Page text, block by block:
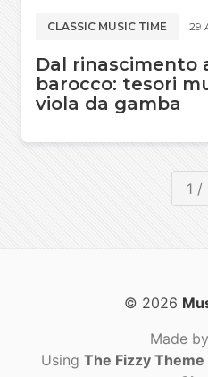
CLASSIC MUSIC TIME 29
Dal rinascimento
barocco: tesori
viola da gamba
1 /
© 2026
Made by
Using The Fizzy Theme